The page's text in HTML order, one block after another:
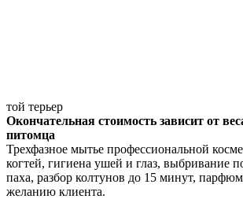
той терьер
Окончательная стоимость зависит от
питомца
Трехфазное мытье профессиональной
когтей, гигиена ушей и глаз, выбривание
паха, разбор колтунов до 15 минут,
желанию клиента.